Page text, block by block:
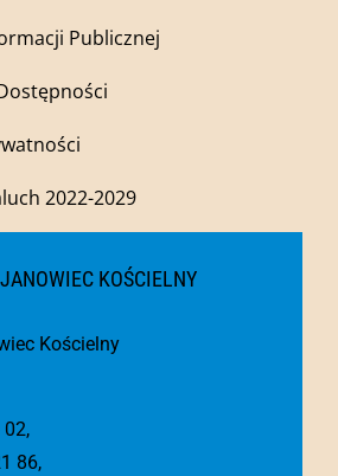
Publicznej
2022-2029
KOŚCIELNY
Kościelny
86,